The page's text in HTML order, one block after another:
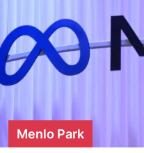
Menlo Park